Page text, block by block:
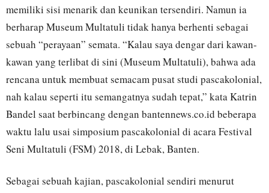
memiliki sisi menarik dan keunikan tersendiri. Namun ia
berharap Museum Multatuli tidak hanya berhenti sebagai
sebuah “perayaan” semata. “Kalau saya dengar dari kawan-
kawan yang terlibat di sini (Museum Multatuli), bahwa ada
rencana untuk membuat semacam pusat studi pascakolonial,
nah kalau seperti itu semangatnya sudah tepat,” kata Katrin
Bandel saat berbincang dengan bantennews.co.id beberapa
waktu lalu usai simposium pascakolonial di acara Festival
Seni Multatuli (FSM) 2018, di Lebak, Banten.
Sebagai sebuah kajian, pascakolonial sendiri menurut